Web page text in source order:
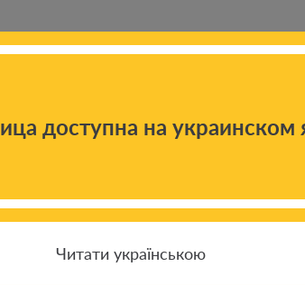
явится в УТСЗН в течение трех рабочих
дней, УТСЗН повторно направляет
пограничникам: не выехали ли вы на
о вас, если вы в течение 90 дней
доступна на украинском
Читати українською